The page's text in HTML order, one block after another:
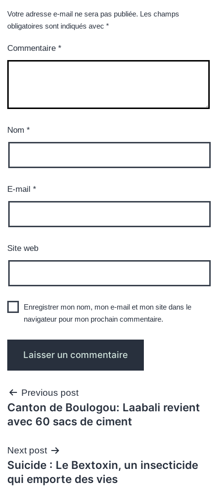
Votre adresse e-mail ne sera pas publiée. Les champs
obligatoires sont indiqués avec *
Commentaire *
Nom *
E-mail *
Site web
Enregistrer mon nom, mon e-mail et mon site dans le
navigateur pour mon prochain commentaire.
Navigation
de
Previous post
Canton de Boulogou: Laabali revient
avec 60 sacs de ciment
Next post
Suicide : Le Bextoxin, un insecticide
qui emporte des vies